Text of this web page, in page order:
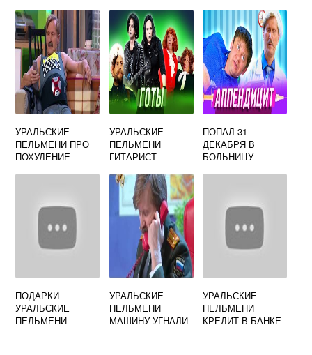
ВЕЧЕР ВСТРЕЧИ
УРАЛЬСКИЕ
ПЕЛЬМЕНИ ПРО
ПОХУДЕНИЕ
УРАЛЬСКИЕ
ПЕЛЬМЕНИ
ГИТАРИСТ
ПОПАЛ 31
ДЕКАБРЯ В
БОЛЬНИЦУ
ПОДАРКИ
УРАЛЬСКИЕ
ПЕЛЬМЕНИ
УРАЛЬСКИЕ
ПЕЛЬМЕНИ
МАШИНУ УГНАЛИ
УРАЛЬСКИЕ
ПЕЛЬМЕНИ
КРЕДИТ В БАНКЕ